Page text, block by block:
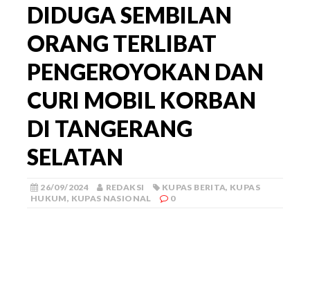
DIDUGA SEMBILAN
ORANG TERLIBAT
PENGEROYOKAN DAN
CURI MOBIL KORBAN
DI TANGERANG
SELATAN
26/09/2024 REDAKSI KUPAS BERITA, KUPAS
HUKUM, KUPAS NASIONAL 0